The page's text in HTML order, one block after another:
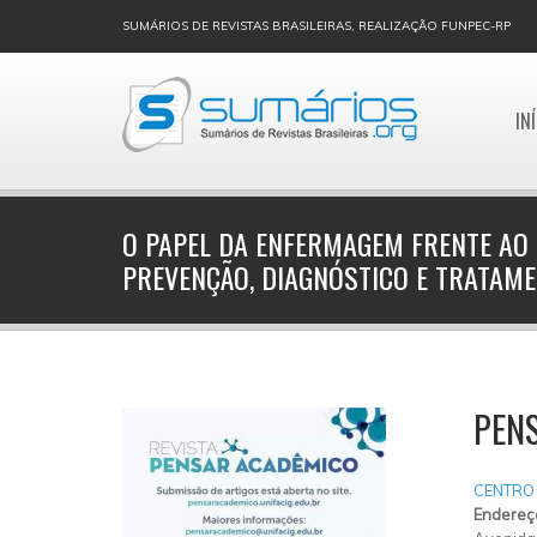
SUMÁRIOS DE REVISTAS BRASILEIRAS, REALIZAÇÃO FUNPEC-RP
O PAPEL DA ENFERMAGEM FRENTE
PREVENÇÃO, DIAGNÓSTICO E